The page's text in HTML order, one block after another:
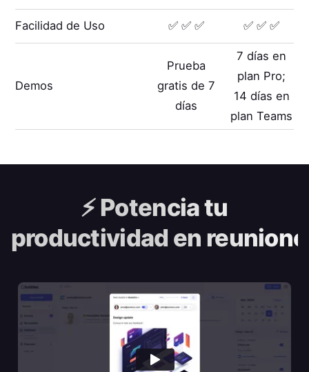
Facilidad de Uso ✅ ✅ ✅ ✅ ✅ ✅
Demos
Prueba
gratis de 7
días
7 días en
plan Pro;
14 días en
plan Teams
⚡️Potencia tu
productividad en